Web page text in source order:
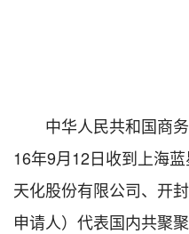
中华人民共和国商务
16年9月12日收到上海
天化股份有限公司、开
申请人）代表国内共聚